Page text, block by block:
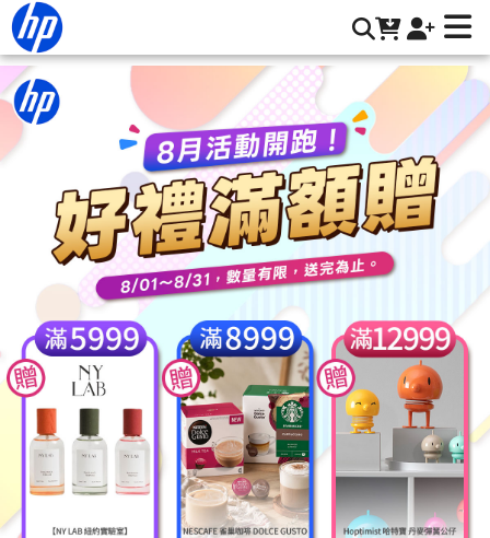
喇叭 | HP® 惠普台灣原廠購物網